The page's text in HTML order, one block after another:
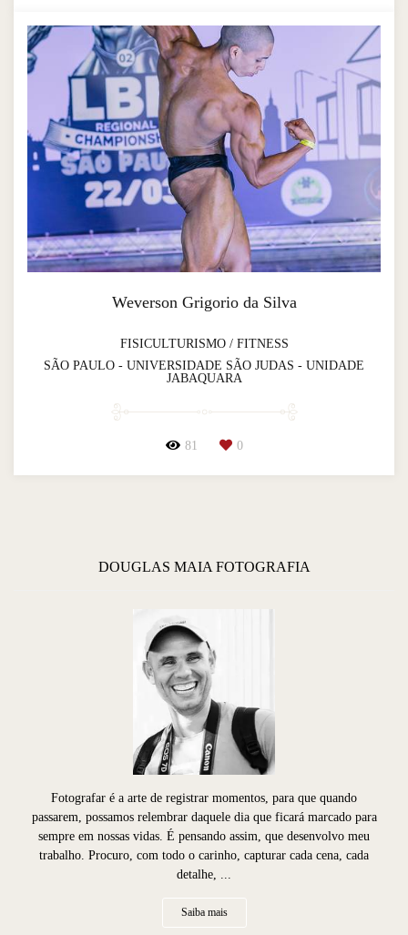
Weverson Grigorio da Silva
FISICULTURISMO / FITNESS
SÃO PAULO - UNIVERSIDADE SÃO JUDAS - UNIDADE
JABAQUARA
81 0
DOUGLAS MAIA FOTOGRAFIA
Fotografar é a arte de registrar momentos, para que quando
passarem, possamos relembrar daquele dia que ficará marcado para
sempre em nossas vidas. É pensando assim, que desenvolvo meu
trabalho. Procuro, com todo o carinho, capturar cada cena, cada
detalhe, ...
Saiba mais